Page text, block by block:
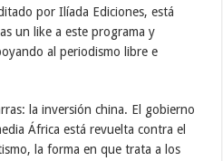
por Ilíada Ediciones, está
un like a este programa y
al periodismo libre e
la inversión china. El gobierno
África está revuelta contra el
la forma en que trata a los